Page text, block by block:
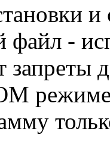
файл -
запреты